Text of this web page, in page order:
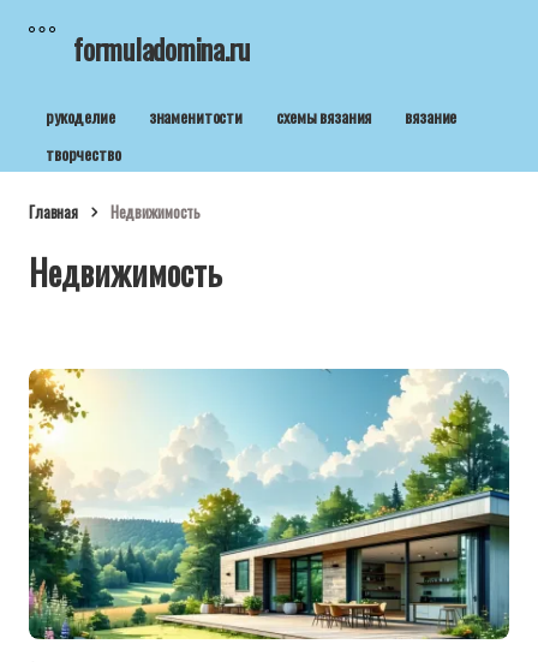
formuladomina.ru
рукоделие знаменитости схемы вязания
вязание
творчество
Главная Недвижимость
Недвижимость